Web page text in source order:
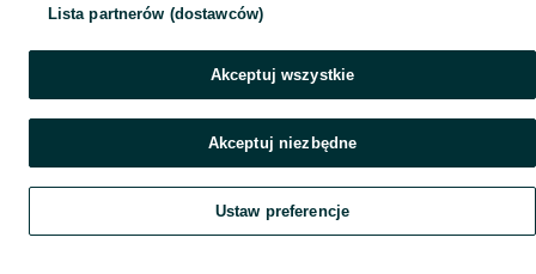
Szukaj Obserwujesz Dodaj Czat Konto
Lista partnerów (dostawców)
Akceptuj wszystkie
Akceptuj niezbędne
Ustaw preferencje